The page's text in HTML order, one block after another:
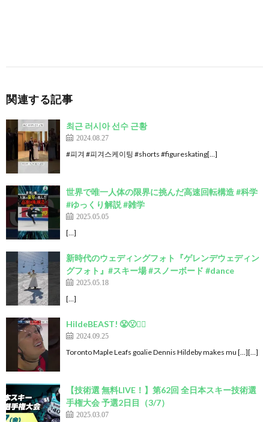
関連する記事
최근 러시아 선수 근황
2024.08.27
#피겨 #피겨스케이팅 #shorts #figureskating[…]
世界で唯一人体の限界に挑んだ高速回転構造 #科学
#ゆっくり解説 #雑学
2025.05.05
[…]
新時代のウェディングフォト『ゲレンデウェディン
グフォト』#スキー場 #スノーボード #dance
2025.05.18
[…]
HildeBEAST! 😤😮🙅‍♂️
2024.09.25
Toronto Maple Leafs goalie Dennis Hildeby makes mu […][…]
【技術選 無料LIVE！】第62回 全日本スキー技術選
手権大会 予選2日目（3/7）
2025.03.07